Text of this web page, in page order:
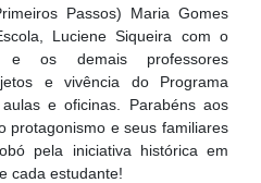
Passos) Maria Gomes
Luciene Siqueira com o
e os demais professores
e vivência do Programa
e oficinas. Parabéns aos
protagonismo e seus familiares
pela iniciativa histórica em
cada estudante!